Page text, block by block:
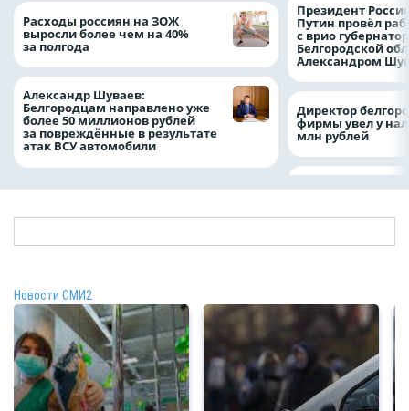
Расходы россиян на ЗОЖ
выросли более чем на 40%
за полгода
Александр Шуваев:
Белгородцам направлено уже
более 50 миллионов рублей
за повреждённые в результате
атак ВСУ автомобили
Президент
Путин провёл
с врио
Белгородской
Александром
Директор
фирмы увел у
млн рублей
Новости СМИ2